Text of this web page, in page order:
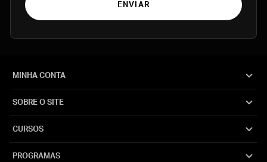
ENVIAR
MINHA CONTA
SOBRE O SITE
CURSOS
PROGRAMAS